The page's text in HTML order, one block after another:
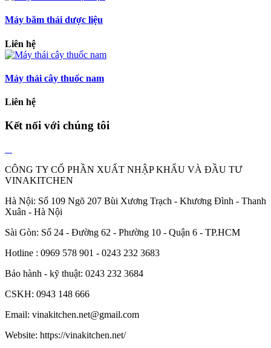
Máy băm thái dược liệu
Liên hệ
Máy thái cây thuốc nam
Liên hệ
Kết nối với chúng tôi
CÔNG TY CỔ PHẦN XUẤT NHẬP KHẨU VÀ ĐẦU TƯ
VINAKITCHEN
Hà Nội: Số 109 Ngõ 207 Bùi Xương Trạch - Khương Đình - Thanh
Xuân - Hà Nội
Sài Gòn: Số 24 - Đường 62 - Phường 10 - Quận 6 - TP.HCM
Hotline : 0969 578 901 - 0243 232 3683
Bảo hành - kỹ thuật: 0243 232 3684
CSKH: 0943 148 666
Email: vinakitchen.net@gmail.com
Website: https://vinakitchen.net/